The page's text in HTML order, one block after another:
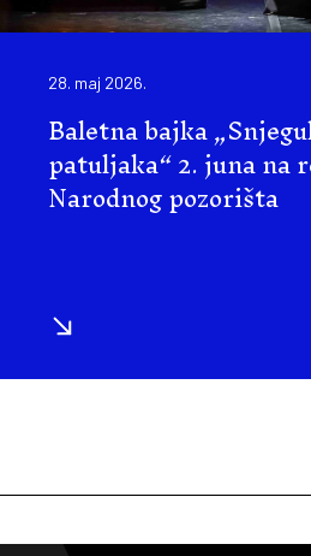
28. maj 2026.
Baletna bajka
patuljaka“ 2. juna na
Narodnog pozorišta